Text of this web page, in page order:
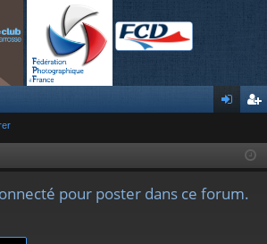
nr
pour poster dans ce forum.